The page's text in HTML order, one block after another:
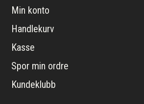
Min konto
Handlekurv
Kasse
Spor min ordre
Kundeklubb